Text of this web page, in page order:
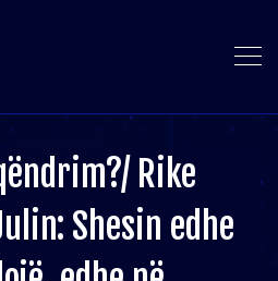
Rike
Shesin edhe